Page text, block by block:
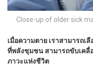
Close-up of older sick
เมื่อความตาย เราสามารถเ
ที่พลังชุมชน สามารถขับเคลื่
ภาวะแห่งชีวิต